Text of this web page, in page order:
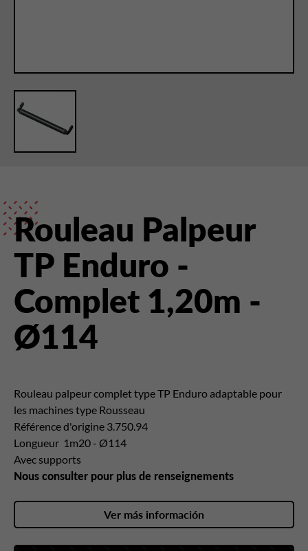
Rouleau Palpeur
TP Enduro -
Complet 1,20m -
Ø114
Rouleau palpeurcomplet type TP Enduro adaptable pour
les machines type Rousseau
Référence d'origine 3.750.94
Longueur 1m20 - Ø114
Avec supports
Nous consulter pour plus de renseignements
Ver más información